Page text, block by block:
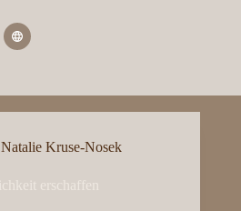
Natalie Kruse-Nosek